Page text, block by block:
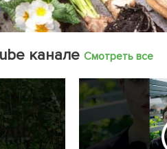
каналеСмотреть все